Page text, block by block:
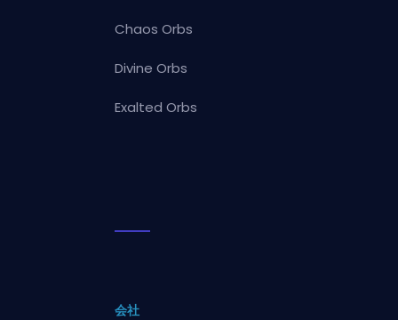
Chaos Orbs
Divine Orbs
Exalted Orbs
会社